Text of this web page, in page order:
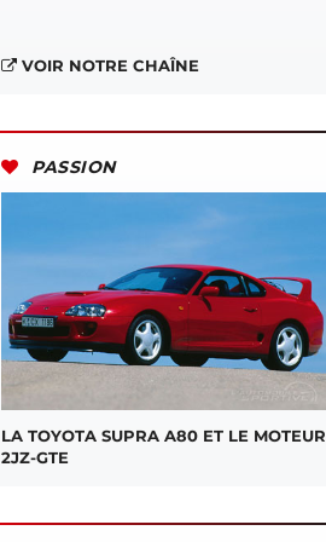
VOIR NOTRE CHAÎNE
PASSION
LA TOYOTA SUPRA A80 ET LE MOTEUR
2JZ-GTE